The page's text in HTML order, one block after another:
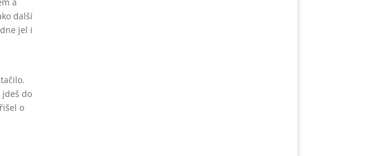
další
jel i
jdeš do
o